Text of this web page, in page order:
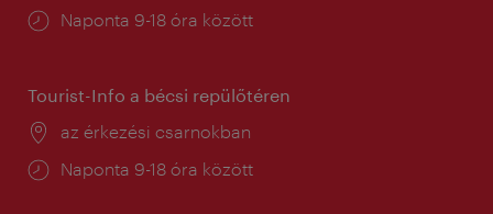
Nyitva
Naponta 9-18 óra között
Tourist-Info a bécsi repülőtéren
Helyszín:
az érkezési csarnokban
Nyitva
Naponta 9-18 óra között